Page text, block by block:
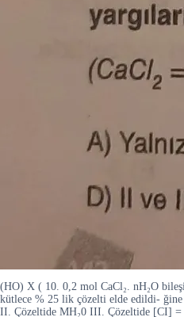
(HO) X ( 10. 0,2 mol CaCl₂. nH₂O
kütlece % 25 lik çözelti elde edildi-
II. Çözeltide MH₂0 III. Çözeltide [CI] =